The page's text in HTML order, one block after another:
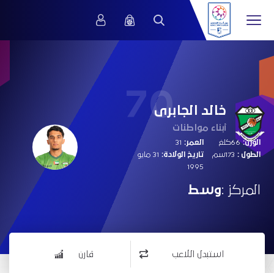
70خالد الجابرى
أبناء مواطنات
الوزن:66كلغ
الطول :
العمر:
تاريخ الولادة:
31 مايو
1995
المركز :وسط
استبدل اللاعب قارن